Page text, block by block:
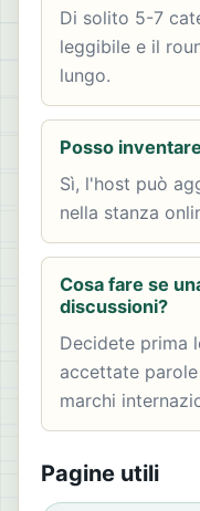
Di solito 5-7
leggibile e il
lungo.
Posso
Sì, l'host può
nella stanza
Cosa fare se
discussioni?
Decidete prima
accettate
marchi
Pagine utili